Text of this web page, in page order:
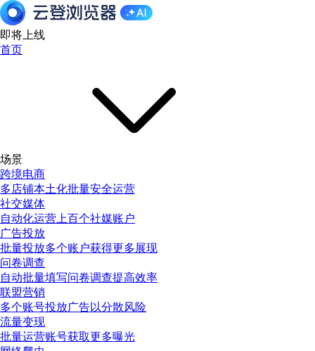
即将上线
首页
场景
跨境电商
多店铺本土化批量安全运营
社交媒体
自动化运营上百个社媒账户
广告投放
批量投放多个账户获得更多展现
问卷调查
自动批量填写问卷调查提高效率
联盟营销
多个账号投放广告以分散风险
流量变现
批量运营账号获取更多曝光